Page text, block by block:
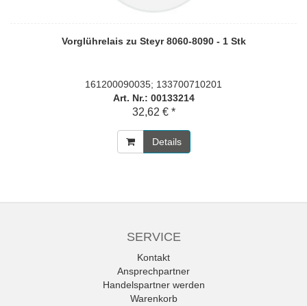
Vorglührelais zu Steyr 8060-8090 - 1 Stk
161200090035; 133700710201
Art. Nr.: 00133214
32,62 € *
Details
SERVICE
Kontakt
Ansprechpartner
Handelspartner werden
Warenkorb